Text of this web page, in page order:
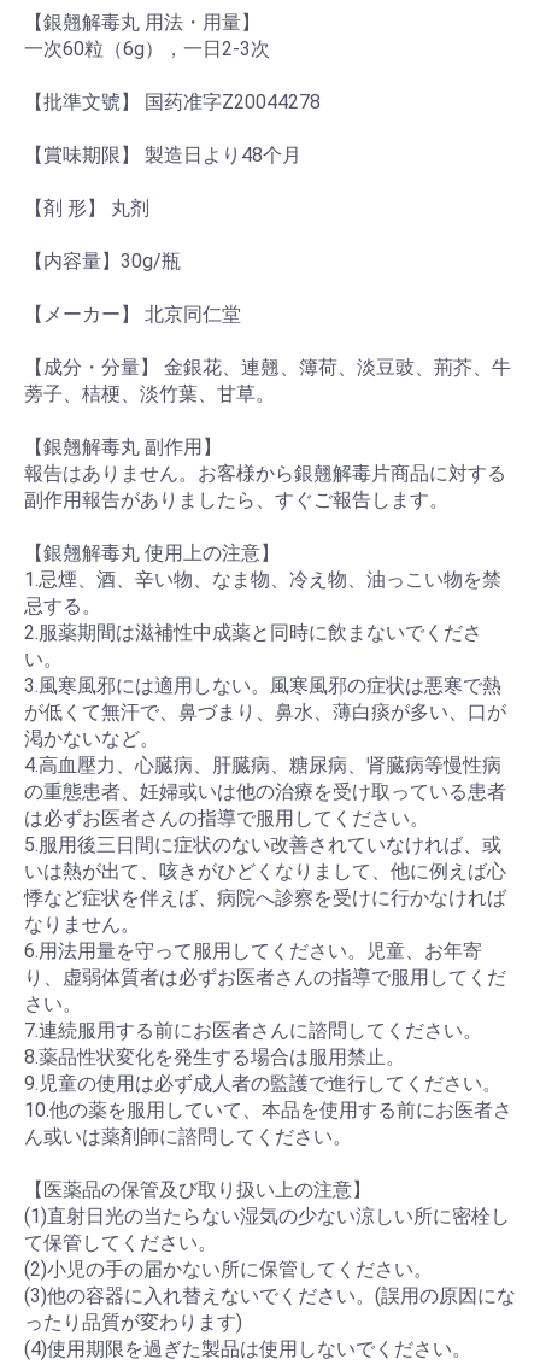
【銀翹解毒丸 用法・用量】
一次60粒（6g），一日2-3次
【批準文號】 国药准字Z20044278
【賞味期限】 製造日より48个月
【剤 形】 丸剂
【内容量】30g/瓶
【メーカー】 北京同仁堂
【成分・分量】 金銀花、連翹、簿荷、淡豆豉、荊芥、牛
蒡子、桔梗、淡竹葉、甘草。
【銀翹解毒丸 副作用】
報告はありません。お客様から銀翹解毒片商品に対する
副作用報告がありましたら、すぐご報告します。
【銀翹解毒丸 使用上の注意】
1.忌煙、酒、辛い物、なま物、冷え物、油っこい物を禁
忌する。
2.服薬期間は滋補性中成薬と同時に飲まないでくださ
い。
3.風寒風邪には適用しない。風寒風邪の症状は悪寒で熱
が低くて無汗で、鼻づまり、鼻水、薄白痰が多い、口が
渇かないなど。
4.高血壓力、心臓病、肝臓病、糖尿病、肾臓病等慢性病
の重態患者、妊婦或いは他の治療を受け取っている患者
は必ずお医者さんの指導で服用してください。
5.服用後三日間に症状のない改善されていなければ、或
いは熱が出て、咳きがひどくなりまして、他に例えば心
悸など症状を伴えば、病院へ診察を受けに行かなければ
なりません。
6.用法用量を守って服用してください。児童、お年寄
り、虚弱体質者は必ずお医者さんの指導で服用してくだ
さい。
7.連続服用する前にお医者さんに諮問してください。
8.薬品性状変化を発生する場合は服用禁止。
9.児童の使用は必ず成人者の監護で進行してください。
10.他の薬を服用していて、本品を使用する前にお医者さ
ん或いは薬剤師に諮問してください。
【医薬品の保管及び取り扱い上の注意】
(1)直射日光の当たらない湿気の少ない涼しい所に密栓し
て保管してください。
(2)小児の手の届かない所に保管してください。
(3)他の容器に入れ替えないでください。(誤用の原因にな
ったり品質が変わります)
(4)使用期限を過ぎた製品は使用しないでください。